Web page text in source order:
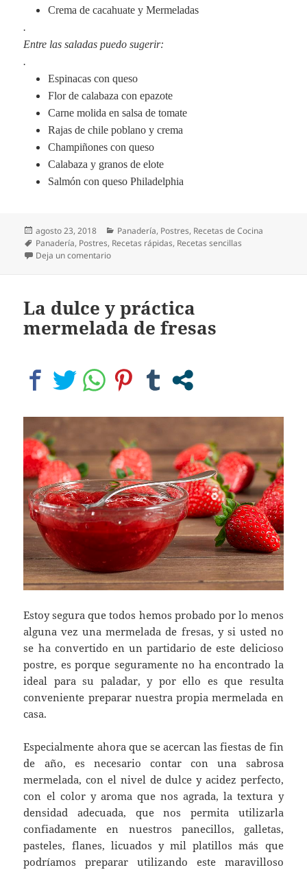
Crema de cacahuate y Mermeladas
.
Entre las saladas puedo sugerir:
.
Espinacas con queso
Flor de calabaza con epazote
Carne molida en salsa de tomate
Rajas de chile poblano y crema
Champiñones con queso
Calabaza y granos de elote
Salmón con queso Philadelphia
Publicado
el
agosto 23, 2018 Categorías
Panadería, Postres, Recetas de Cocina
Etiquetas
Panadería, Postres, Recetas rápidas, Recetas sencillas
Deja un comentarioen La magia de las Crepas
La dulce y práctica
mermelada de fresas
Estoy segura que todos hemos probado por lo menos
alguna vez una mermelada de fresas, y si usted no
se ha convertido en un partidario de este delicioso
postre, es porque seguramente no ha encontrado la
ideal para su paladar, y por ello es que resulta
conveniente preparar nuestra propia mermelada en
casa.
Especialmente ahora que se acercan las fiestas de fin
de año, es necesario contar con una sabrosa
mermelada, con el nivel de dulce y acidez perfecto,
con el color y aroma que nos agrada, la textura y
densidad adecuada, que nos permita utilizarla
confiadamente en nuestros panecillos, galletas,
pasteles, flanes, licuados y mil platillos más que
podríamos preparar utilizando este maravilloso